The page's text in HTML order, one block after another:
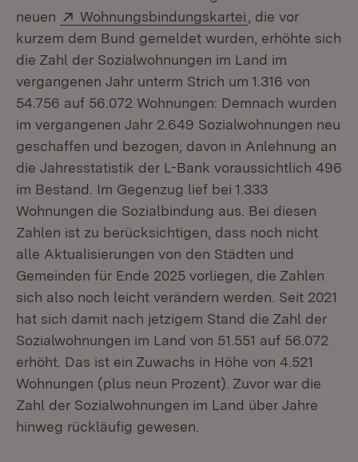
neuen
Extern:
Wohnungsbindungskartei (Öffnet in
, die vor
kurzem dem Bund gemeldet wurden, erhöhte sich
die Zahl der Sozialwohnungen im Land im
vergangenen Jahr unterm Strich um 1.316 von
54.756 auf 56.072 Wohnungen: Demnach wurden
im vergangenen Jahr 2.649 Sozialwohnungen neu
geschaffen und bezogen, davon in Anlehnung an
die Jahresstatistik der L-Bank voraussichtlich 496
im Bestand. Im Gegenzug lief bei 1.333
Wohnungen die Sozialbindung aus. Bei diesen
Zahlen ist zu berücksichtigen, dass noch nicht
alle Aktualisierungen von den Städten und
Gemeinden für Ende 2025 vorliegen, die Zahlen
sich also noch leicht verändern werden. Seit 2021
hat sich damit nach jetzigem Stand die Zahl der
Sozialwohnungen im Land von 51.551 auf 56.072
erhöht. Das ist ein Zuwachs in Höhe von 4.521
Wohnungen (plus neun Prozent). Zuvor war die
Zahl der Sozialwohnungen im Land über Jahre
hinweg rückläufig gewesen.